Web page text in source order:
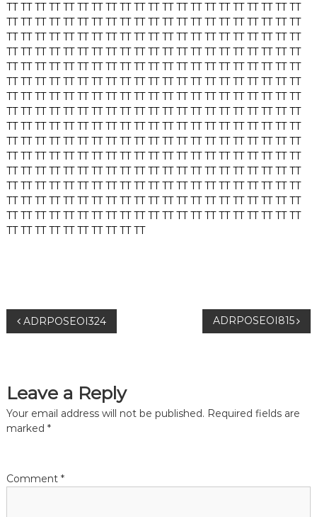
TT TT TT TT TT TT TT TT TT TT TT TT TT TT TT TT TT TT TT TT TT
TT TT TT TT TT TT TT TT TT TT TT TT TT TT TT TT TT TT TT TT TT
TT TT TT TT TT TT TT TT TT TT TT TT TT TT TT TT TT TT TT TT TT
TT TT TT TT TT TT TT TT TT TT TT TT TT TT TT TT TT TT TT TT TT
TT TT TT TT TT TT TT TT TT TT TT TT TT TT TT TT TT TT TT TT TT
TT TT TT TT TT TT TT TT TT TT TT TT TT TT TT TT TT TT TT TT TT
TT TT TT TT TT TT TT TT TT TT TT TT TT TT TT TT TT TT TT TT TT
TT TT TT TT TT TT TT TT TT TT TT TT TT TT TT TT TT TT TT TT TT
TT TT TT TT TT TT TT TT TT TT TT TT TT TT TT TT TT TT TT TT TT
TT TT TT TT TT TT TT TT TT TT TT TT TT TT TT TT TT TT TT TT TT
TT TT TT TT TT TT TT TT TT TT TT TT TT TT TT TT TT TT TT TT TT
TT TT TT TT TT TT TT TT TT TT TT TT TT TT TT TT TT TT TT TT TT
TT TT TT TT TT TT TT TT TT TT TT TT TT TT TT TT TT TT TT TT TT
TT TT TT TT TT TT TT TT TT TT TT TT TT TT TT TT TT TT TT TT TT
TT TT TT TT TT TT TT TT TT TT TT TT TT TT TT TT TT TT TT TT TT
TT TT TT TT TT TT TT TT TT TT
P
s
t
a
ADRPOSEOI324 ADRPOSEOI815
Leave a Reply
Your email address will not be published. Required fields are
marked *
Comment *